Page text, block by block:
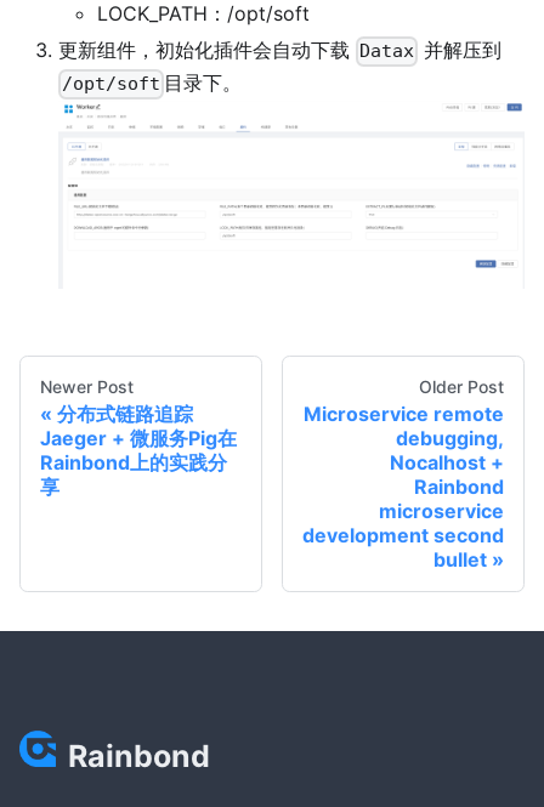
LOCK_PATH：/opt/soft
更新组件，初始化插件会自动下载
Datax 并解压到
/opt/soft 目录下。
Newer Post
分布式链路追踪
Jaeger + 微服务Pig在
Rainbond上的实践分
享
Older Post
Microservice remote
debugging,
Nocalhost +
Rainbond
microservice
development second
bullet
Rainbond